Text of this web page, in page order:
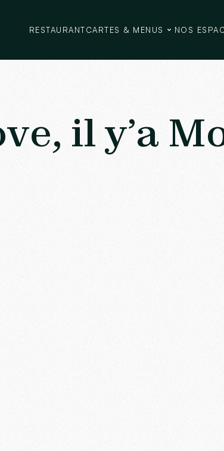
RESTAURANTCARTES & MENUS NOS
il y’a